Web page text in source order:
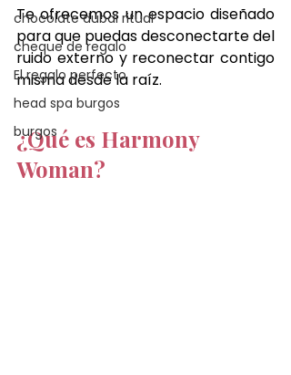
chocolate dubai ritual
cheque de regalo
El regalo perfecto
head spa burgos
burgos
Te ofrecemos un espacio diseñado
para que puedas desconectarte del
ruido externo y reconectar contigo
misma desde la raíz.
¿Qué es Harmony
Woman?